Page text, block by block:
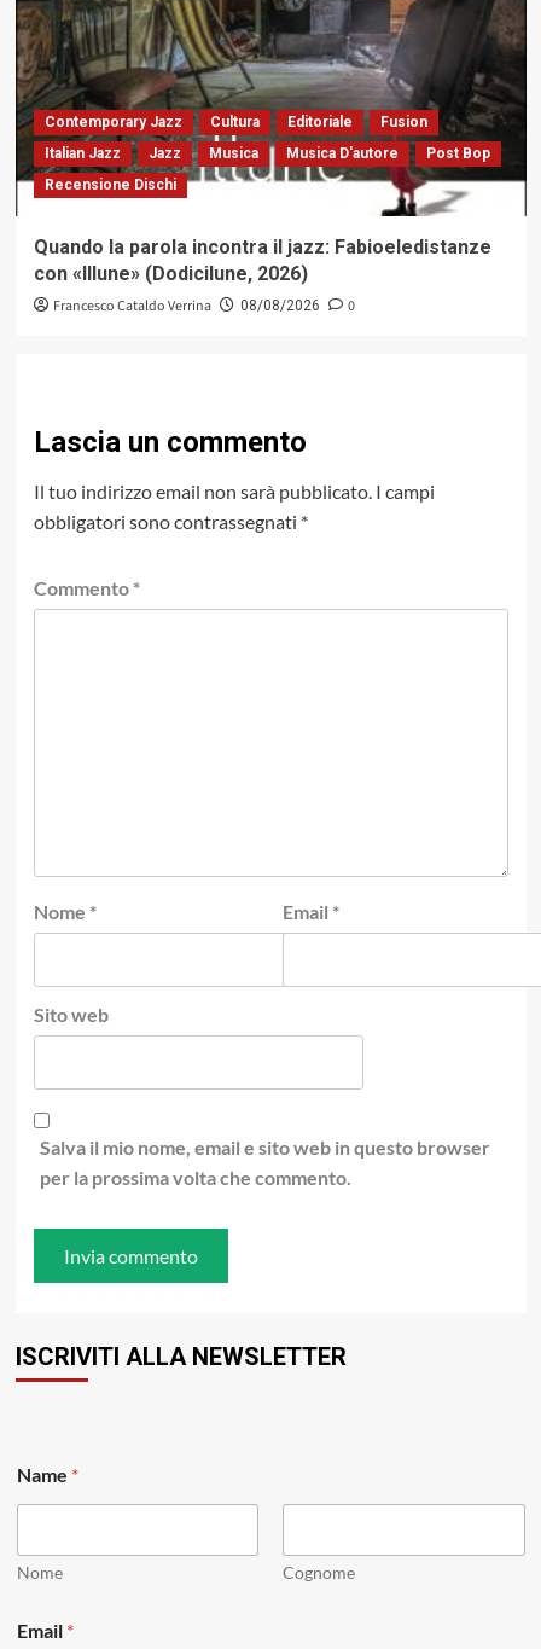
Contemporary Jazz Cultura Editoriale
Fusion
Italian Jazz
Jazz Musica Musica D'autore
Post Bop
Recensione Dischi
Quando la parola incontra il jazz: Fabioeledistanze
con «Illune» (Dodicilune, 2026)
Francesco Cataldo Verrina 08/08/2026 0
Lascia un commento
Il tuo indirizzo email non sarà pubblicato. I campi
obbligatori sono contrassegnati *
Commento *
Nome * Email *
Sito web
Salva il mio nome, email e sito web in questo browser
per la prossima volta che commento.
ISCRIVITI ALLA NEWSLETTER
Name *
Nome Cognome
N
Email *